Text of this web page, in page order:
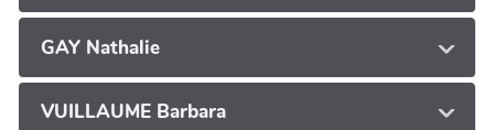
GAY Nathalie
VUILLAUME Barbara